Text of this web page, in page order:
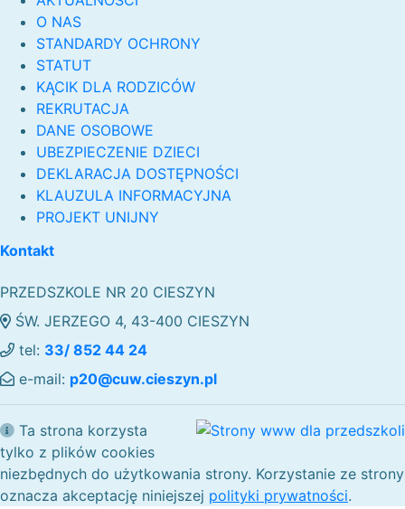
O NAS
STANDARDY OCHRONY
STATUT
KĄCIK DLA RODZICÓW
REKRUTACJA
DANE OSOBOWE
UBEZPIECZENIE DZIECI
DEKLARACJA DOSTĘPNOŚCI
KLAUZULA INFORMACYJNA
PROJEKT UNIJNY
Kontakt
PRZEDSZKOLE NR 20 CIESZYN
ŚW. JERZEGO 4, 43-400 CIESZYN
tel: 33/ 852 44 24
e-mail: p20@cuw.cieszyn.pl
Ta strona korzysta
tylko z plików cookies
niezbędnych do użytkowania strony. Korzystanie ze strony
oznacza akceptację niniejszej polityki prywatności.